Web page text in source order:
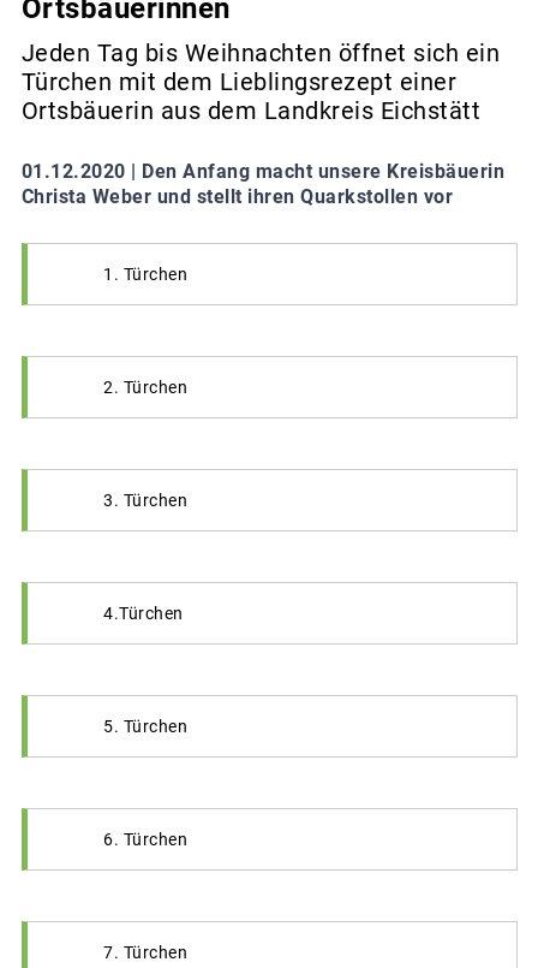
Ortsbäuerinnen
Jeden Tag bis Weihnachten öffnet sich ein
Türchen mit dem Lieblingsrezept einer
Ortsbäuerin aus dem Landkreis Eichstätt
01.12.2020 | Den Anfang macht unsere Kreisbäuerin
Christa Weber und stellt ihren Quarkstollen vor
1. Türchen
2. Türchen
3. Türchen
4.Türchen
5. Türchen
6. Türchen
7. Türchen